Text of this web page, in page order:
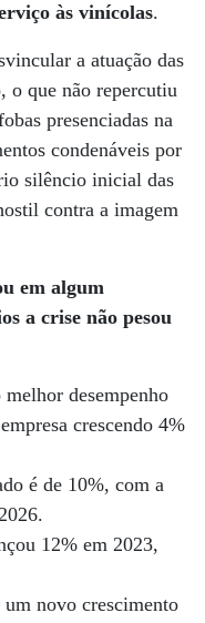
às vinícolas.
a atuação das
o que não repercutiu
presenciadas na
condenáveis por
silêncio inicial das
contra a imagem
em algum
a crise não pesou
desempenho
crescendo 4%
é de 10%, com a
12% em 2023,
um novo crescimento